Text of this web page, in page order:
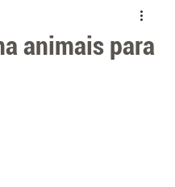
animais para